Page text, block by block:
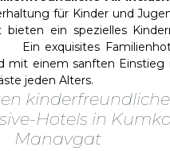
für Kinder und
bieten ein spezielles
Ein exquisites
mit einem sanften
jeden Alters.
Hotels in
Manavgat